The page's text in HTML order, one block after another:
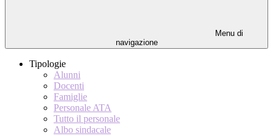
Menu di
navigazione
Tipologie
Alunni
Docenti
Famiglie
Personale ATA
Tutto il personale
Albo sindacale